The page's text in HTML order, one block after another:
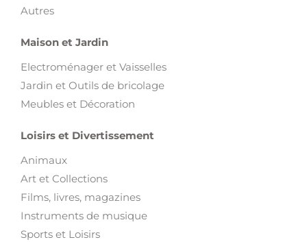
Autres
Maison et Jardin
Electroménager et Vaisselles
Jardin et Outils de bricolage
Meubles et Décoration
Loisirs et Divertissement
Animaux
Art et Collections
Films, livres, magazines
Instruments de musique
Sports et Loisirs